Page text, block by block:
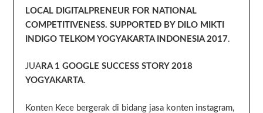
LOCAL DIGITALPRENEUR FOR NATIONAL
COMPETITIVENESS. SUPPORTED BY DILO MIKTI
INDIGO TELKOM YOGYAKARTA INDONESIA 2017.
JUA RA 1 GOOGLE SUCCESS STORY 2018
YOGYAKARTA.
Konten Kece bergerak di bidang jasa konten instagram,